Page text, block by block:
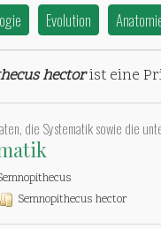
Evolution
hectorist eine
die Systematik sowie die
Semnopithecus hector